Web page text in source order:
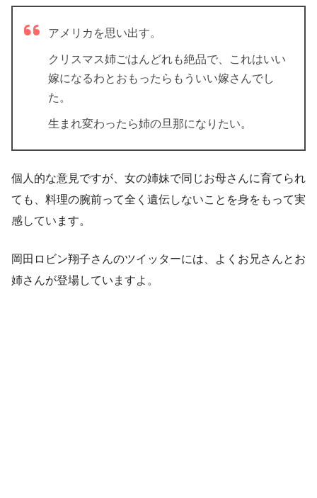
アメリカを思い出す。
クリスマス姉ごはんどれも絶品で、これはいい
嫁になるわとおもったらもういい嫁さんでし
た。
生まれ変わったら姉の旦那になりたい。
個人的な意見ですが、女の姉妹で同じお母さんに育てられ
ても、料理の腕前って全く遺伝しないことを身をもって実
感しています。
岡田ロビン翔子さんのツイッターには、よくお兄さんとお
姉さんが登場していますよ。